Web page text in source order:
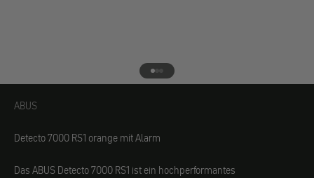
Gehe zu Element 1
Gehe zu Element 2
Gehe zu Element 3
ABUS
ABUS
Detecto 7000 RS1 orange mit Alarm
Das ABUS Detecto 7000 RS1 ist ein hochperformantes